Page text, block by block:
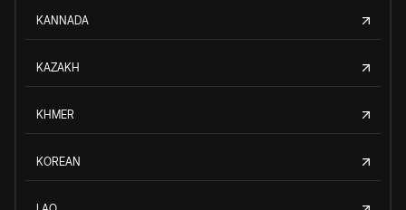
KANNADA
KAZAKH
KHMER
KOREAN